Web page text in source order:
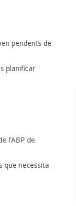
pendents de
planificar
l’ABP de
que necessita